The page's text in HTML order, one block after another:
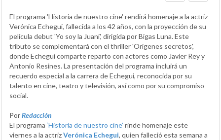
El programa 'Historia de nuestro cine' rendirá homenaje a la actriz
Verónica Echegui, fallecida a los 42 años, con la proyección de su
película debut 'Yo soy la Juani', dirigida por Bigas Luna. Este
tributo se complementará con el thriller 'Orígenes secretos',
donde Echegui comparte reparto con actores como Javier Rey y
Antonio Resines. La presentación del programa incluirá un
recuerdo especial a la carrera de Echegui, reconocida por su
talento en cine, teatro y televisión, así como por su compromiso
social.
PorRedacción
El programa ‘Historia de nuestro cine’ rinde homenaje este
viernes a la actrizVerónica Echegui, quien falleció esta semana a